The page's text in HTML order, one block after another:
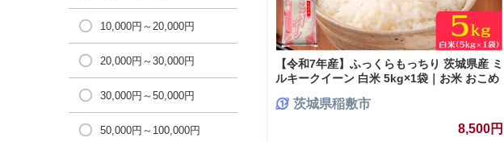
10,000円～20,000円
20,000円～30,000円
30,000円～50,000円
50,000円～100,000円
【令和7年産】ふっくらもっちり 茨城県産 ミ
ルキークイーン 白米 5kg×1袋｜お米 おこめ
茨城県稲敷市
8,500円